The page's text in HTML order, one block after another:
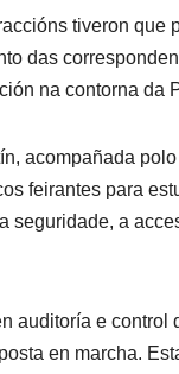
tiveron que
das
na contorna da
acompañada
feirantes para
seguridade, a
auditoría e control
en marcha.